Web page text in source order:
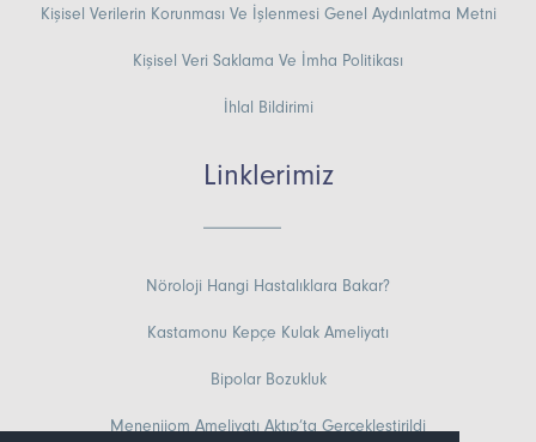
Kişisel Verilerin Korunması Ve İşlenmesi Genel Aydınlatma Metni
Kişisel Veri Saklama Ve İmha Politikası
İhlal Bildirimi
Linklerimiz
Nöroloji Hangi Hastalıklara Bakar?
Kastamonu Kepçe Kulak Ameliyatı
Bipolar Bozukluk
Menenjiom Ameliyatı Aktıp’ta Gerçekleştirildi